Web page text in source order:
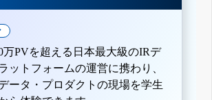
万PVを超える日本最大級のIRデ
ットフォームの運営に携わり、
ータ・プロダクトの現場を学生